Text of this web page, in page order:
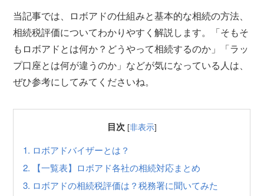
当記事では、ロボアドの仕組みと基本的な相続の方法、
相続税評価についてわかりやすく解説します。「そもそ
もロボアドとは何か？どうやって相続するのか」「ラッ
プ口座とは何が違うのか」などが気になっている人は、
ぜひ参考にしてみてくださいね。
目次 [非表示]
1. ロボアドバイザーとは？
2. 【一覧表】ロボアド各社の相続対応まとめ
3. ロボアドの相続税評価は？税務署に聞いてみた